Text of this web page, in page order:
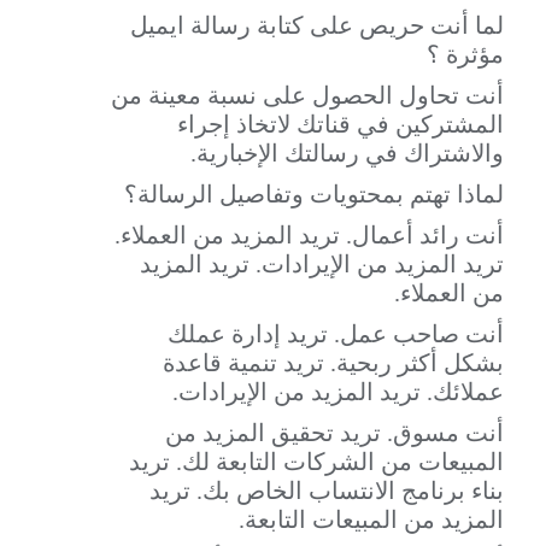
لما أنت حريص على كتابة رسالة ايميل
مؤثرة ؟
أنت تحاول الحصول على نسبة معينة من
المشتركين في قناتك لاتخاذ إجراء
والاشتراك في رسالتك الإخبارية.
لماذا تهتم بمحتويات وتفاصيل الرسالة؟
أنت رائد أعمال. تريد المزيد من العملاء.
تريد المزيد من الإيرادات. تريد المزيد
من العملاء.
أنت صاحب عمل. تريد إدارة عملك
بشكل أكثر ربحية. تريد تنمية قاعدة
عملائك. تريد المزيد من الإيرادات.
أنت مسوق. تريد تحقيق المزيد من
المبيعات من الشركات التابعة لك. تريد
بناء برنامج الانتساب الخاص بك. تريد
المزيد من المبيعات التابعة.